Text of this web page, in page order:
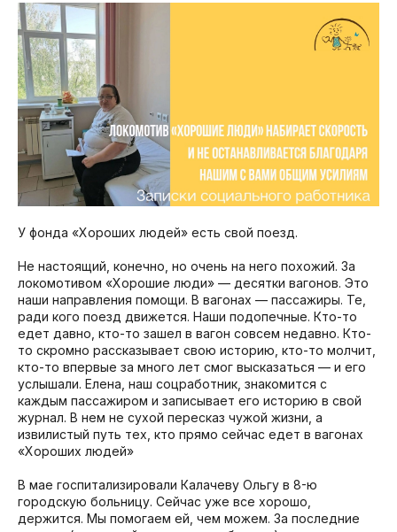
У фонда «Хороших людей» есть свой поезд.
Не настоящий, конечно, но очень на него похожий. За
локомотивом «Хорошие люди» — десятки вагонов. Это
наши направления помощи. В вагонах — пассажиры. Те,
ради кого поезд движется. Наши подопечные. Кто-то
едет давно, кто-то зашел в вагон совсем недавно. Кто-
то скромно рассказывает свою историю, кто-то молчит,
кто-то впервые за много лет смог высказаться — и его
услышали. Елена, наш соцработник, знакомится с
каждым пассажиром и записывает его историю в свой
журнал. В нем не сухой пересказ чужой жизни, а
извилистый путь тех, кто прямо сейчас едет в вагонах
«Хороших людей»
В мае госпитализировали Калачеву Ольгу в 8-ю
городскую больницу. Сейчас уже все хорошо,
держится. Мы помогаем ей, чем можем. За последние